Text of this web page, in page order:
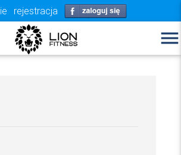
rejestracja
menu